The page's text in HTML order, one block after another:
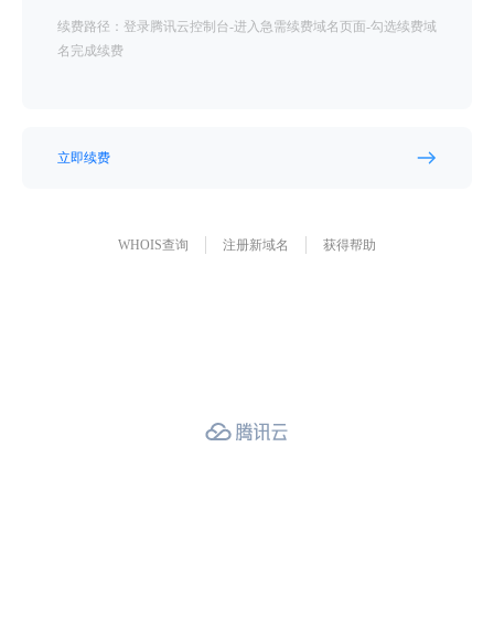
续费路径：登录腾讯云控制台-进入急需续费域名页面-勾选续费域
名完成续费
立即续费
WHOIS查询 注册新域名 获得帮助